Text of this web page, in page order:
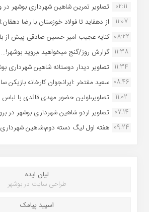
02:11
تصاویر تمرین شاهین شهردارى بوشهر
11:07
از دهقاید تا فولاد خوزستان با رضا
08:22 کنایه عجیب امیر حسین صادقی پیش از
11:38 گزارش روز/گنج میخواهید ،بروید بوشهر!...
11:34 تصاویر دیدار دوستانه شاهین شهردارى
08:46 سعید مفتخر :ایرانجوان کارخانه بازیکن
11:02
تصاویر،اولین حضور مهدی قائدی با لباس
07:14 تصاویر اردو شاهین شهرداری بوشهر
09:24 هفته اول لیگ دسته دوم،شاهین شهرداری
لیان ایده
طراحی سایت در بوشهر
اسپید پیامک